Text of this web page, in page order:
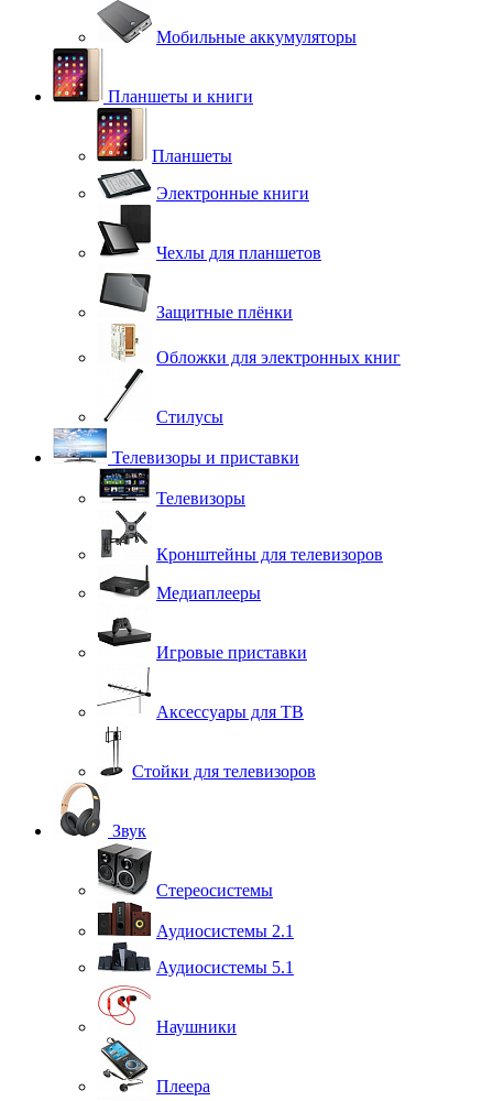
Мобильные аккумуляторы
Планшеты и книги
Планшеты
Электронные книги
Чехлы для планшетов
Защитные плёнки
Обложки для электронных книг
Стилусы
Телевизоры и приставки
Телевизоры
Кронштейны для телевизоров
Медиаплееры
Игровые приставки
Аксессуары для ТВ
Стойки для телевизоров
Звук
Стереосистемы
Аудиосистемы 2.1
Аудиосистемы 5.1
Наушники
Плеера